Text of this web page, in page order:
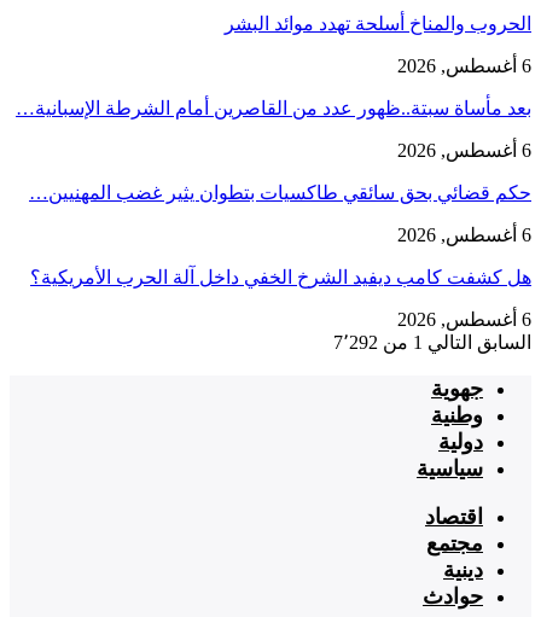
الحروب والمناخ أسلحة تهدد موائد البشر
6 أغسطس, 2026
بعد مأساة سبتة..ظهور عدد من القاصرين أمام الشرطة الإسبانية…
6 أغسطس, 2026
حكم قضائي بحق سائقي طاكسيات بتطوان يثير غضب المهنيين…
6 أغسطس, 2026
هل كشفت كامب ديفيد الشرخ الخفي داخل آلة الحرب الأمريكية؟
6 أغسطس, 2026
السابق التالي 1 من 7٬292
جهوية
وطنية
دولية
سياسية
اقتصاد
مجتمع
دينية
حوادث